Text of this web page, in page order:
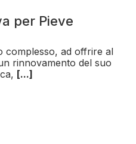
per Pieve
complesso, ad offrire al
rinnovamento del suo
[...]